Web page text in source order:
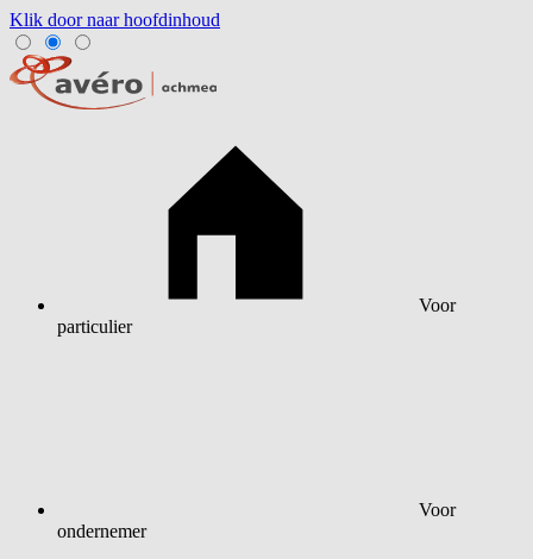
Klik door naar hoofdinhoud
Voor
particulier
Voor
ondernemer